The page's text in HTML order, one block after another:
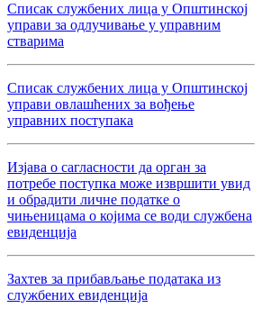
Списак службених лица у Општинској
управи за одлучивање у управним
стварима
Списак службених лица у Општинској
управи овлашћених за вођење
управних поступака
Изјава о сагласности да орган за
потребе поступка може извршити увид
и обрадити личне податке о
чињеницама о којима се води службена
евиденција
Захтев за прибављање података из
службених евиденција